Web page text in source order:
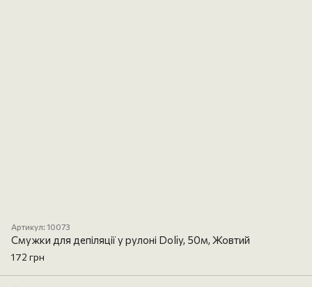
Артикул: 10073
Смужки для депіляції у рулоні Doliy, 50м, Жовтий
172 грн